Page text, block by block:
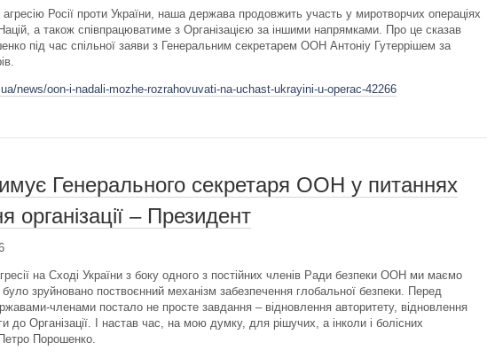
Росії проти України, наша держава продовжить участь у миротворчих операціях
а також співпрацюватиме з Організацією за іншими напрямками. Про це сказав
під час спільної заяви з Генеральним секретарем ООН Антоніу Гутеррішем за
news/oon-i-nadali-mozhe-rozrahovuvati-na-uchast-ukrayini-u-operac-42266
Генерального секретаря ООН у питаннях
– Президент
на Сході України з боку одного з постійних членів Ради безпеки ООН ми маємо
було зруйновано поствоєнний механізм забезпечення глобальної безпеки. Перед
членами постало не просте завдання – відновлення авторитету, відновлення
до Організації. І настав час, на мою думку, для рішучих, а інколи і болісних
Порошенко.